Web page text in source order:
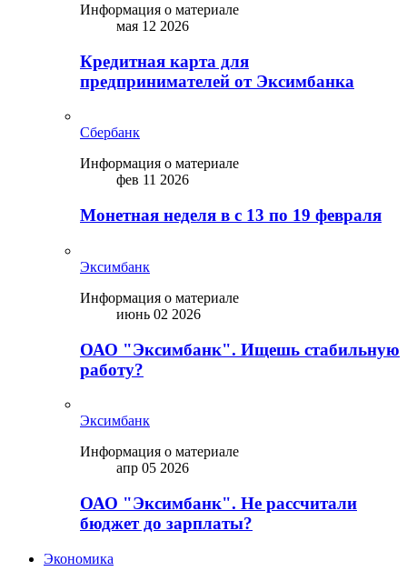
Информация о материале
мая 12 2026
Кредитная карта для
предпринимателей от Эксимбанка
Сбербанк
Информация о материале
фев 11 2026
Монетная неделя в с 13 по 19 февраля
Эксимбанк
Информация о материале
июнь 02 2026
ОАО "Эксимбанк". Ищешь стабильную
работу?
Эксимбанк
Информация о материале
апр 05 2026
ОАО "Эксимбанк". Не рассчитали
бюджет до зарплаты?
Экономика